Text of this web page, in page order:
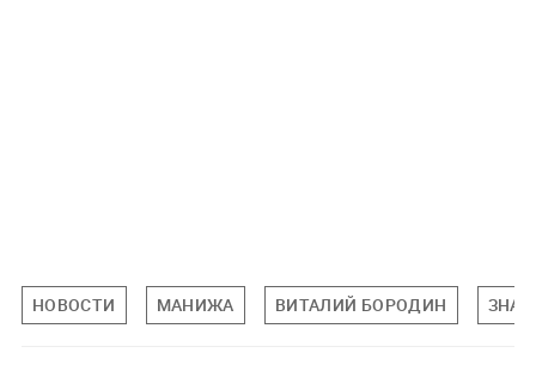
НОВОСТИ МАНИЖА ВИТАЛИЙ БОРОДИН